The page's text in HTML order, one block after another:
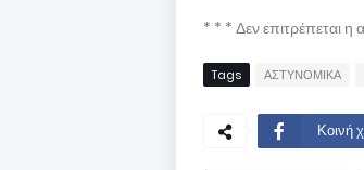
* * * Δεν επιτρέπεται
Tags ΑΣΤΥΝΟΜΙΚΑ
Κοινή